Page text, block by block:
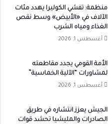
منظمة: تفشي الكوليرا يهدد مئات
الآلاف في «الأبيض» وسط نقص
الغذاء ومياه الشرب
أغسطس 1, 2026
الأمة القومي يجدد مقاطعته
لمشاورات “الآلية الخماسية”
أغسطس 1, 2026
الجيش يعزز انتشاره في طريق
الصادرات والمليشيا تحشد قوات